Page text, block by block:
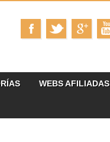
WEBS AFILIADAS